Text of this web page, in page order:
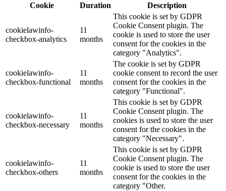
Cookie
Duration Description
cookielawinfo-
checkbox-analytics
11
months
This cookie is set by GDPR
Cookie Consent plugin. The
cookie is used to store the user
consent for the cookies in the
category "Analytics".
cookielawinfo-
checkbox-functional
11
months
The cookie is set by GDPR
cookie consent to record the user
consent for the cookies in the
category "Functional".
cookielawinfo-
checkbox-necessary
11
months
This cookie is set by GDPR
Cookie Consent plugin. The
cookies is used to store the user
consent for the cookies in the
category "Necessary".
cookielawinfo-
checkbox-others
11
months
This cookie is set by GDPR
Cookie Consent plugin. The
cookie is used to store the user
consent for the cookies in the
category "Other.